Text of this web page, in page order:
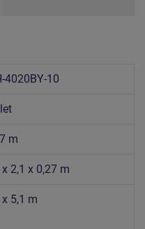
4020BY-10
m
2,1 x 0,27 m
5,1 m